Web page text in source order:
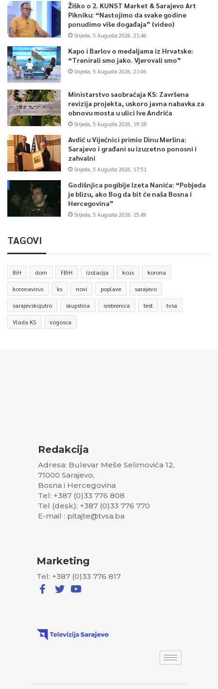
Žiško o 2. KUNST Market & Sarajevo Art
Pikniku: “Nastojimo da svake godine
ponudimo više događaja” (video)
Srijeda, 5 Augusta 2026, 21:46
Kapo i Barlov o medaljama iz Hrvatske:
“Trenirali smo jako. Vjerovali smo”
Srijeda, 5 Augusta 2026, 21:06
Ministarstvo saobraćaja KS: Završena
revizija projekta, uskoro javna nabavka za
obnovu mosta u ulici Ive Andrića
Srijeda, 5 Augusta 2026, 19:18
Avdić u Vijećnici primio Dinu Merlina:
Sarajevo i građani su izuzetno ponosni i
zahvalni
Srijeda, 5 Augusta 2026, 17:51
Godišnjica pogibije Izeta Nanića: “Pobjeda
je blizu, ako Bog da bit će naša Bosna i
Hercegovina”
Srijeda, 5 Augusta 2026, 15:49
TAGOVI
BiH dom FBiH izolacija kcus korona
koronavirus ks novi poplave sarajevo
sarajevskojutro skupstina srebrenica test tvsa
Vlada KS vogosca
Redakcija
Adresa: Bulevar Meše Selimovića 12,
71000 Sarajevo,
Bosna i Hercegovina
Tel: +387 (0)33 776 808
Tel (desk): +387 (0)33 776 770
E-mail : pitajte@tvsa.ba
Marketing
Tel: +387 (0)33 776 817